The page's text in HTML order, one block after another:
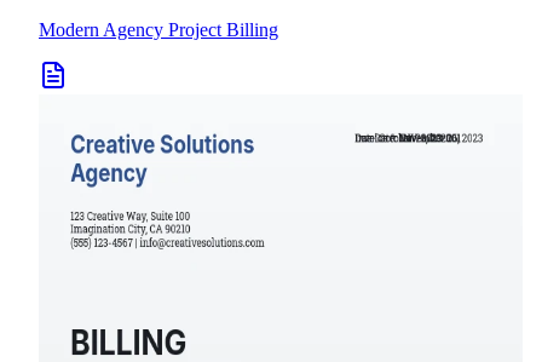
Modern Agency Project Billing